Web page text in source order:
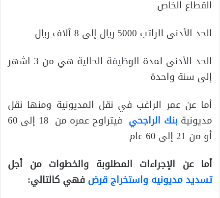
القطاع الخاص
الحد الأدنى للراتب 5000 ريال إلى 8 آلاف ريال
الحد الأدنى لمدة الوظيفة الحالية هي من 3 اشهر
إلى سنة واحدة
أما عن عمر الراغب في نقل المديونية ومنها نقل
مديونية بنك الراجحي
فيتراوح عمره من 18 إلى 60
أو من 21 إلى 60 عام
أما عن الإجراءات المطلوبة والخطوات من أجل
تسديد مديونيه واستخراج قرضفهي كالتالي: